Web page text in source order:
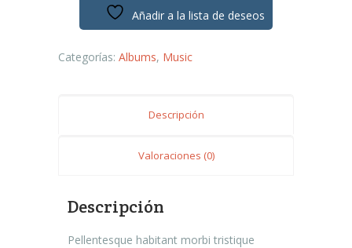
Añadir a la lista de deseos
Categorías: Albums, Music
Descripción
Valoraciones (0)
Descripción
Pellentesque habitant morbi tristique